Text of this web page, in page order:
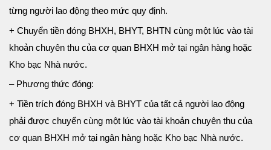
từng người lao động theo mức quy định.
+ Chuyển tiền đóng BHXH, BHYT, BHTN cùng một lúc vào tài
khoản chuyên thu của cơ quan BHXH mở tại ngân hàng hoặc
Kho bạc Nhà nước.
– Phương thức đóng:
+ Tiền trích đóng BHXH và BHYT của tất cả người lao động
phải được chuyển cùng một lúc vào tài khoản chuyên thu của
cơ quan BHXH mở tại ngân hàng hoặc Kho bạc Nhà nước.